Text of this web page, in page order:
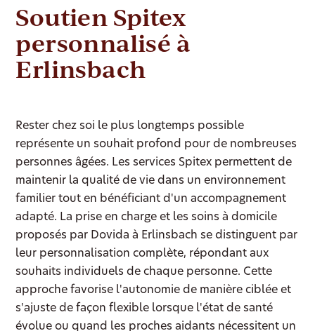
Soutien Spitex
personnalisé à
Erlinsbach
Rester chez soi le plus longtemps possible
représente un souhait profond pour de nombreuses
personnes âgées. Les services Spitex permettent de
maintenir la qualité de vie dans un environnement
familier tout en bénéficiant d'un accompagnement
adapté. La prise en charge et les soins à domicile
proposés par Dovida à Erlinsbach se distinguent par
leur personnalisation complète, répondant aux
souhaits individuels de chaque personne. Cette
approche favorise l'autonomie de manière ciblée et
s'ajuste de façon flexible lorsque l'état de santé
évolue ou quand les proches aidants nécessitent un